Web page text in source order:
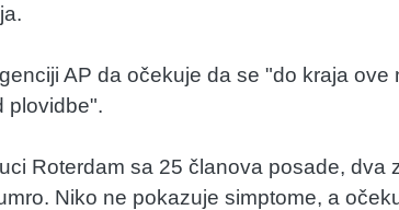
AP da očekuje da se "do kraja ove
plovidbe".
Roterdam sa 25 članova posade, dva
Niko ne pokazuje simptome, a